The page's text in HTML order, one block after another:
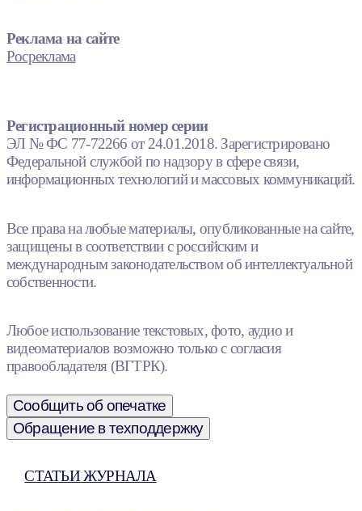
Реклама на сайте
Росреклама
Регистрационный номер серии
ЭЛ № ФС 77-72266 от 24.01.2018. Зарегистрировано
Федеральной службой по надзору в сфере связи,
информационных технологий и массовых коммуникаций.
Все права на любые материалы, опубликованные на сайте,
защищены в соответствии с российским и
международным законодательством об интеллектуальной
собственности.
Любое использование текстовых, фото, аудио и
видеоматериалов возможно только с согласия
правообладателя (ВГТРК).
Сообщить об опечатке
Обращение в техподдержку
СТАТЬИ ЖУРНАЛА